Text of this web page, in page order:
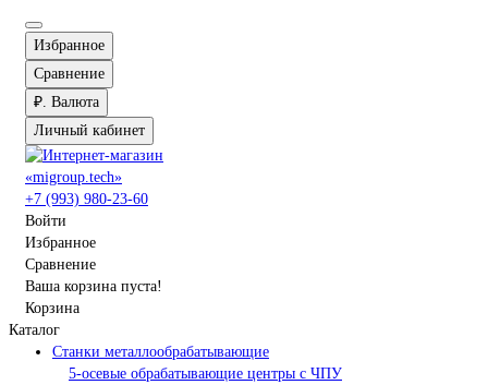
Избранное
Сравнение
₽. Валюта
Личный кабинет
+7 (993) 980-23-60
Войти
Избранное
Сравнение
Ваша корзина пуста!
Корзина
Каталог
Станки металлообрабатывающие
5-осевые обрабатывающие центры с ЧПУ